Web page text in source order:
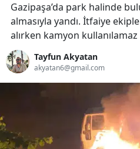
Gazipaşa’da park halinde
almasıyla yandı. İtfaiye
alırken kamyon
Tayfun Akyatan
akyatan6@gmail.com